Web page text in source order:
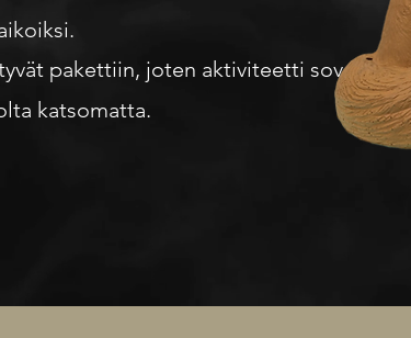
pakettiin, joten aktiviteetti soveltuu
katsomatta.